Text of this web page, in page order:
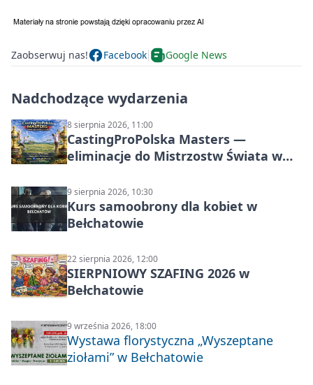
Zaobserwuj nas! Facebook Google News
Nadchodzące wydarzenia
8 sierpnia 2026, 11:00
CastingProPolska Masters —
eliminacje do Mistrzostw Świata w
9 sierpnia 2026, 10:30
Kurs samoobrony dla kobiet w
Bełchatowie
22 sierpnia 2026, 12:00
SIERPNIOWY SZAFING 2026 w
Bełchatowie
9 września 2026, 18:00
Wystawa florystyczna „Wyszeptane
ziołami” w Bełchatowie